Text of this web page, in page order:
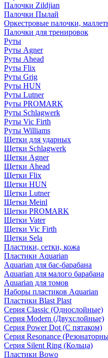
Палочки Zildjian
Палочки Пылай
Оркестровые палочки,
Палочки для тренировок
Руты
Руты Agner
Руты Ahead
Руты Flix
Руты Grig
Руты HUN
Руты Lutner
Руты PROMARK
Руты Schlagwerk
Руты Vic Firth
Руты Williams
Щетки для ударных
Щетки Schlagwerk
Щетки Agner
Щетки Ahead
Щетки Flix
Щетки HUN
Щетки Lutner
Щетки Meinl
Щетки PROMARK
Щетки Vater
Щетки Vic Firth
Щетки Sela
Пластики, сетки, кожа
Пластики Aquarian
Aquarian для бас-барабана
Aquarian для малого барабана
Aquarian для томов
Наборы пластиков Aquarian
Пластики Blast Plast
Серия Classic (Однослойные)
Серия Modern (Двухслойные)
Серия Power Dot (С пятаком)
Серия Resonance
Серия Silent Ring (Кольца)
Пластики Bowo